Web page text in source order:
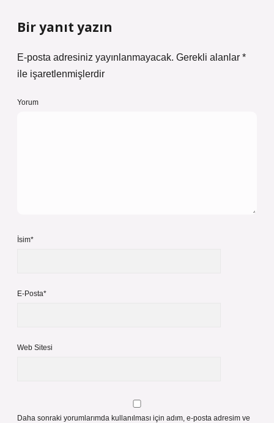
Bir yanıt yazın
E-posta adresiniz yayınlanmayacak. Gerekli alanlar *
ile işaretlenmişlerdir
Yorum
İsim*
E-Posta*
Web Sitesi
Daha sonraki yorumlarımda kullanılması için adım, e-posta adresim ve